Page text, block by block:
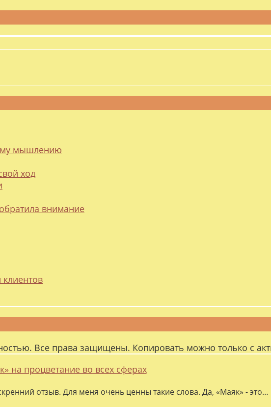
мышлению
ход
внимание
Все права защищены. Копировать можно только с
на процветание во всех сферах
отзыв. Для меня очень ценны такие слова. Да, «Маяк» - это…